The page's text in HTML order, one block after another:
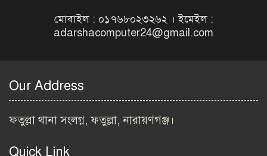
Job Circular 2026
২০২৬ | BIWTA Job Circular
মোবাইল : ০১৭৬৮০২৩২৬২ । ইমেইল :
adarshacomputer24@gmail.com
Our Address
ফতুল্লা থানা সংলগ্ন, ফতুল্লা, নারায়ণগঞ্জ।
Quick Link